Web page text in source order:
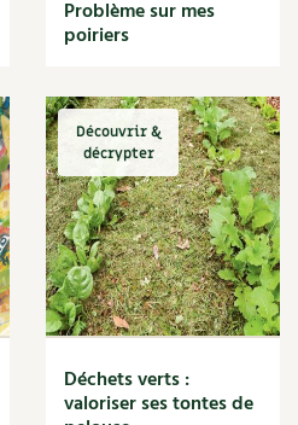
Problème sur mes
poiriers
Découvrir &
décrypter
Déchets verts :
valoriser ses tontes de